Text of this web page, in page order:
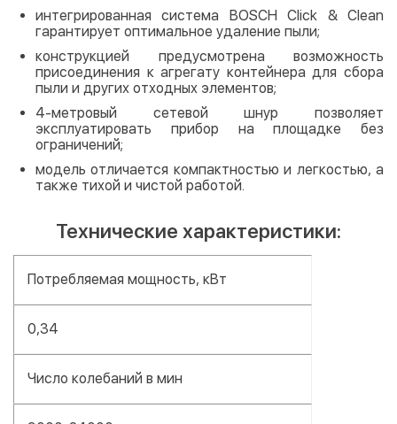
интегрированная система BOSCH Click & Clean
гарантирует оптимальное удаление пыли;
конструкцией предусмотрена возможность
присоединения к агрегату контейнера для сбора
пыли и других отходных элементов;
4-метровый сетевой шнур позволяет
эксплуатировать прибор на площадке без
ограничений;
модель отличается компактностью и легкостью, а
также тихой и чистой работой.
Технические характеристики:
Потребляемая мощность, кВт
0,34
Число колебаний в мин